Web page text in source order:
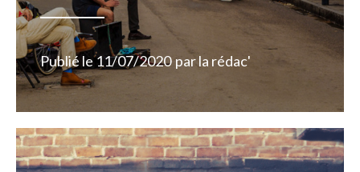
Publié le11/07/2020 parla rédac'